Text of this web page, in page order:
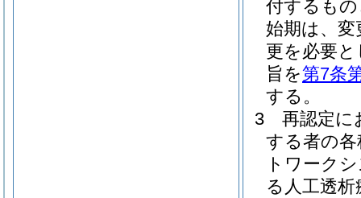
付するも
始期は、
更を必要
旨を第7条
する。
3
再認定に
する者の
トワーク
る人工透